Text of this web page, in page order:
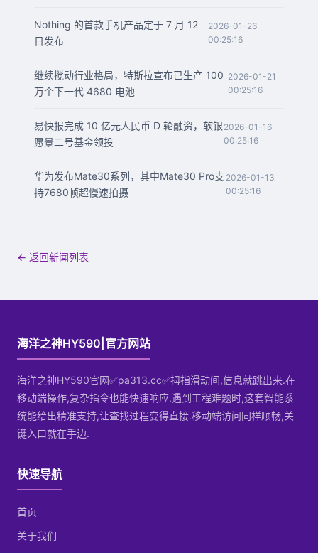
Nothing 的首款手机产品定于 7 月 12
日发布
2026-01-26
00:25:16
继续搅动行业格局，特斯拉宣布已生产 100
万个下一代 4680 电池
2026-01-21
00:25:16
易快报完成 10 亿元人民币 D 轮融资，软银
愿景二号基金领投
2026-01-16
00:25:16
华为发布Mate30系列，其中Mate30 Pro支
持7680帧超慢速拍摄
2026-01-13
00:25:16
← 返回新闻列表
海洋之神HY590|官方网站
海洋之神HY590官网✅pa313.cc✅拇指滑动间,信息就跳出来.在
移动端操作,复杂指令也能快速响应.遇到工程难题时,这套智能系
统能给出精准支持,让查找过程变得直接.移动端访问同样顺畅,关
键入口就在手边.
快速导航
首页
关于我们